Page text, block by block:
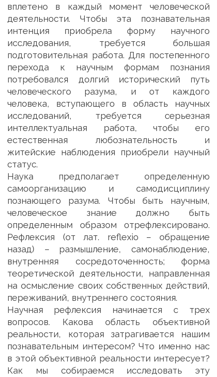
вплетено в каждый момент человеческой
деятельности. Чтобы эта познавательная
интенция приобрела форму научного
исследования, требуется большая
подготовительная работа. Для постепенного
перехода к научным формам познания
потребовался долгий исторический путь
человеческого разума, и от каждого
человека, вступающего в область научных
исследований, требуется серьезная
интеллектуальная работа, чтобы его
естественная любознательность и
житейские наблюдения приобрели научный
статус.
Наука предполагает определенную
самоорганизацию и самодисциплину
познающего разума. Чтобы быть научным,
человеческое знание должно быть
определенным образом отрефлексировано.
Рефлексия (от лат. reflexio – обращение
назад) – размышление, самонаблюдение,
внутренняя сосредоточенность; форма
теоретической деятельности, направленная
на осмысление своих собственных действий,
переживаний, внутреннего состояния.
Научная рефлексия начинается с трех
вопросов. Какова область объективной
реальности, которая затрагивается нашим
познавательным интересом? Что именно нас
в этой объективной реальности интересует?
Как мы собираемся исследовать эту